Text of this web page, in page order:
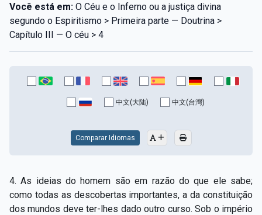
Você está em: O Céu e o Inferno ou a justiça divina
segundo o Espiritismo > Primeira parte — Doutrina >
Capítulo III — O céu > 4
中文(大陆) 中文(台灣)
Comparar Idiomas
4. As ideias do homem são em razão do que ele sabe;
como todas as descobertas importantes, a da constituição
dos mundos deve ter-lhes dado outro curso. Sob o império